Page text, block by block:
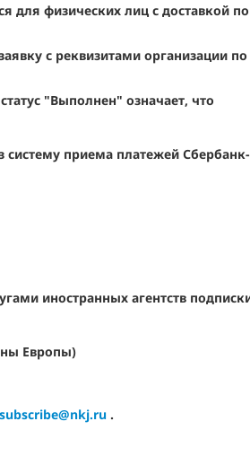
для физических лиц с доставкой по
с реквизитами организации по
"Выполнен" означает, что
систему приема платежей Сбербанк-
иностранных агентств
Европы)
subscribe@nkj.ru .